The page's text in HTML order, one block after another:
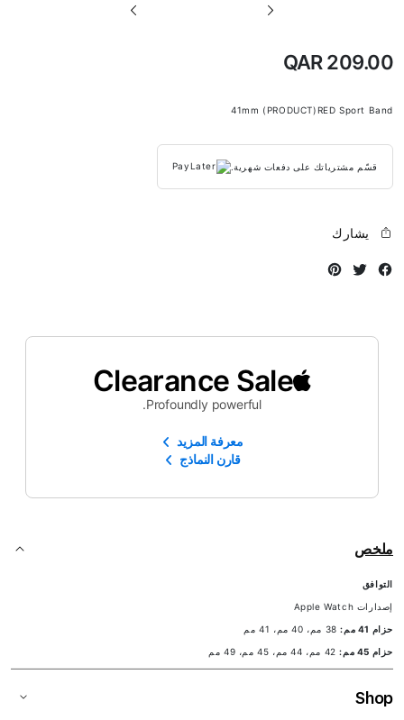
معرض
QAR 209.00
41mm (PRODUCT)RED Sport Band
قسّم مشترياتك على دفعات شهرية.
يشارك
Facebook
Twitter
Clearance Sale
Profoundly powerful.
معرفة المزيد
قارن النماذج
ملخص
التوافق
إصدارات Apple Watch
حزام 41 مم: 38 مم، 40 مم، 41 مم
حزام 45 مم: 42 مم، 44 مم، 45 مم، 49 مم
Shop